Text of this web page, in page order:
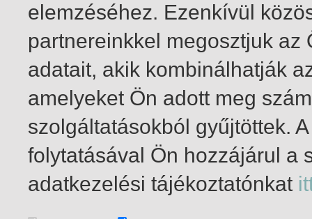
1-0 / insgesamt 0 Treffer
elemzéséhez. Ezenkívül
partnereinkkel megosztjuk
adatait, akik kombinálhatják
amelyeket Ön adott meg
szolgáltatásokból gyűjtöttek.
folytatásával Ön hozzájárul a
adatkezelési tájékoztatónkat